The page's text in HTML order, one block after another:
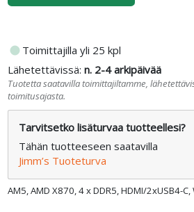
AM5, AMD X870, 4 x DDR5, HDMI/2xUSB4-C,
fiber_manual_record Toimittajilla yli 25 kpl
Lähetettävissä:n. 2-4 arkipäivää
Tuotetta saatavilla toimittajiltamme,
toimitusajasta.
Tarvitsetko lisäturvaa tuotteellesi?
Tähän tuotteeseen saatavilla
Jimm’s Tuoteturva